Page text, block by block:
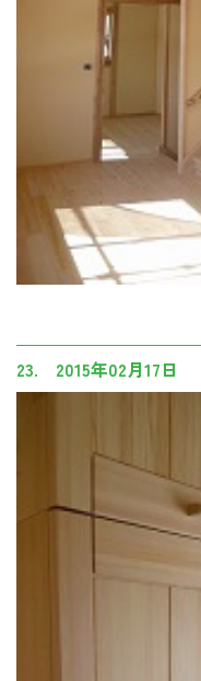
23. 2015年02月17日